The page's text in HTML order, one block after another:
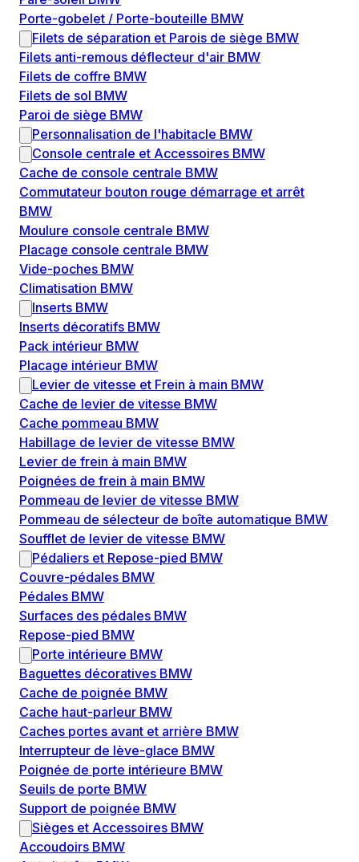
Porte-gobelet / Porte-bouteille BMW
Filets de séparation et Parois de siège BMW
Filets anti-remous déflecteur d'air BMW
Filets de coffre BMW
Filets de sol BMW
Paroi de siège BMW
Personnalisation de l'habitacle BMW
Console centrale et Accessoires BMW
Cache de console centrale BMW
Commutateur bouton rouge démarrage et arrêt
BMW
Moulure console centrale BMW
Placage console centrale BMW
Vide-poches BMW
Climatisation BMW
Inserts BMW
Inserts décoratifs BMW
Pack intérieur BMW
Placage intérieur BMW
Levier de vitesse et Frein à main BMW
Cache de levier de vitesse BMW
Cache pommeau BMW
Habillage de levier de vitesse BMW
Levier de frein à main BMW
Poignées de frein à main BMW
Pommeau de levier de vitesse BMW
Pommeau de sélecteur de boîte automatique BMW
Soufflet de levier de vitesse BMW
Pédaliers et Repose-pied BMW
Couvre-pédales BMW
Pédales BMW
Surfaces des pédales BMW
Repose-pied BMW
Porte intérieure BMW
Baguettes décoratives BMW
Cache de poignée BMW
Cache haut-parleur BMW
Caches portes avant et arrière BMW
Interrupteur de lève-glace BMW
Poignée de porte intérieure BMW
Seuils de porte BMW
Support de poignée BMW
Sièges et Accessoires BMW
Accoudoirs BMW